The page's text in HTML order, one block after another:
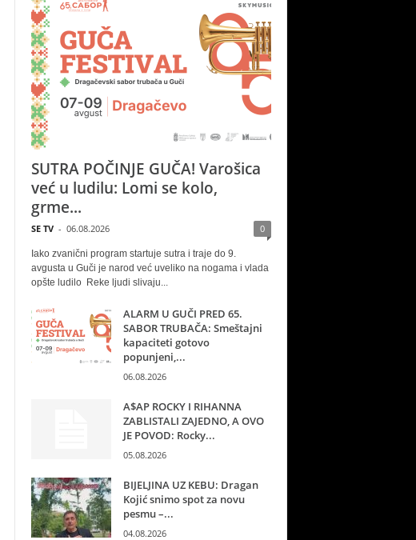
SUTRA POČINJE GUČA! Varošica
već u ludilu: Lomi se kolo,
grme...
SE TV - 06.08.2026 0
Iako zvanični program startuje sutra i traje do 9.
avgusta u Guči je narod već uveliko na nogama i vlada
opšte ludilo Reke ljudi slivaju...
ALARM U GUČI PRED 65.
SABOR TRUBAČA: Smeštajni
kapaciteti gotovo
popunjeni,...
06.08.2026
A$AP ROCKY I RIHANNA
ZABLISTALI ZAJEDNO, A OVO
JE POVOD: Rocky...
05.08.2026
BIJELJINA UZ KEBU: Dragan
Kojić snimo spot za novu
pesmu –...
04.08.2026